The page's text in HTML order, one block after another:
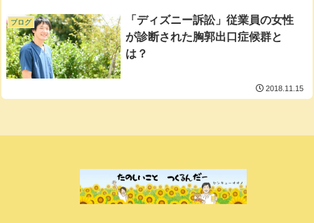
ブログ
「ディズニー訴訟」従業員の女性
が診断された胸郭出口症候群と
は？
2018.11.15